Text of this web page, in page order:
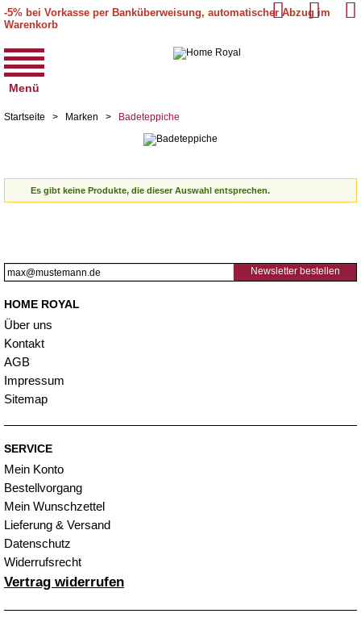
-5% bei Vorkasse per Banküberweisung, automatischer Abzug im
Warenkorb
Menü
Startseite > Marken > Badeteppiche
Es gibt keine Produkte, die dieser Auswahl entsprechen.
Newsletter bestellen
HOME ROYAL
Über uns
Kontakt
AGB
Impressum
Sitemap
SERVICE
Mein Konto
Bestellvorgang
Mein Wunschzettel
Lieferung & Versand
Datenschutz
Widerrufsrecht
Vertrag widerrufen